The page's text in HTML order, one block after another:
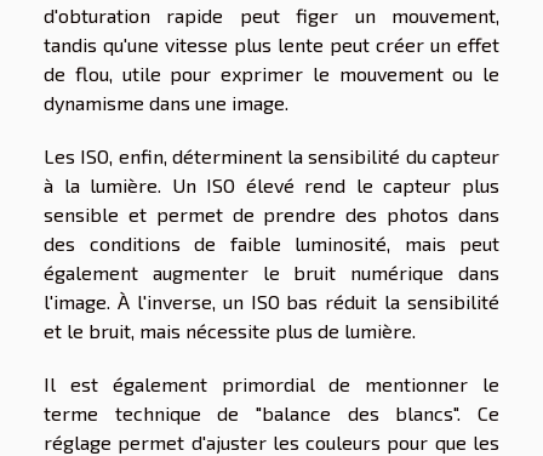
d'obturation rapide peut figer un mouvement,
tandis qu'une vitesse plus lente peut créer un effet
de flou, utile pour exprimer le mouvement ou le
dynamisme dans une image.
Les ISO, enfin, déterminent la sensibilité du capteur
à la lumière. Un ISO élevé rend le capteur plus
sensible et permet de prendre des photos dans
des conditions de faible luminosité, mais peut
également augmenter le bruit numérique dans
l'image. À l'inverse, un ISO bas réduit la sensibilité
et le bruit, mais nécessite plus de lumière.
Il est également primordial de mentionner le
terme technique de "balance des blancs". Ce
réglage permet d'ajuster les couleurs pour que les